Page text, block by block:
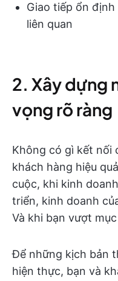
Giao tiếp ổn
liên quan
2. Xây dựng
vọng rõ ràng
Không có gì kết nối
khách hàng hiệu
cuộc, khi kinh
triển, kinh doanh
Và khi bạn vượt
Để những kịch bản
hiện thực, bạn và